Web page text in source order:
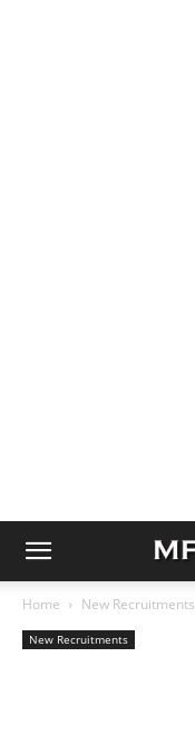
Home New Recruitments
New Recruitments